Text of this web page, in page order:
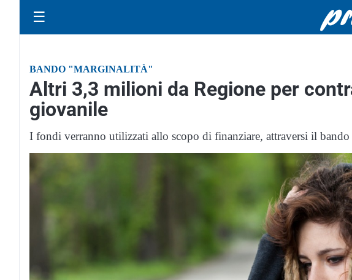
☰
BANDO "MARGINALITÀ"
Altri 3,3 milioni da Regione per
giovanile
I fondi verranno utilizzati allo scopo di finanziare, attraversi il